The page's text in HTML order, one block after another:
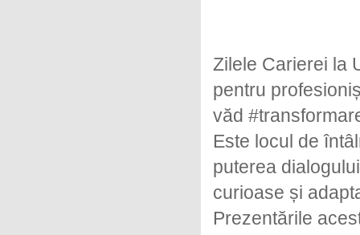
Zilele Carierei la
pentru
văd
Este locul de
puterea
curioase și
Prezentările